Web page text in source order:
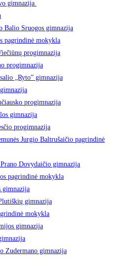
gimnazija
Balio Sruogos gimnazija
pagrindinė mokykla
progimnazija
progimnazija
„Ryto” gimnazija
progimnazija
gimnazija
progimnazija
Jurgio Baltrušaičio pagrindinė
Dovydaičio gimnazija
pagrindinė mokykla
gimnazija
gimnazija
mokykla
gimnazija
Zudermano gimnazija